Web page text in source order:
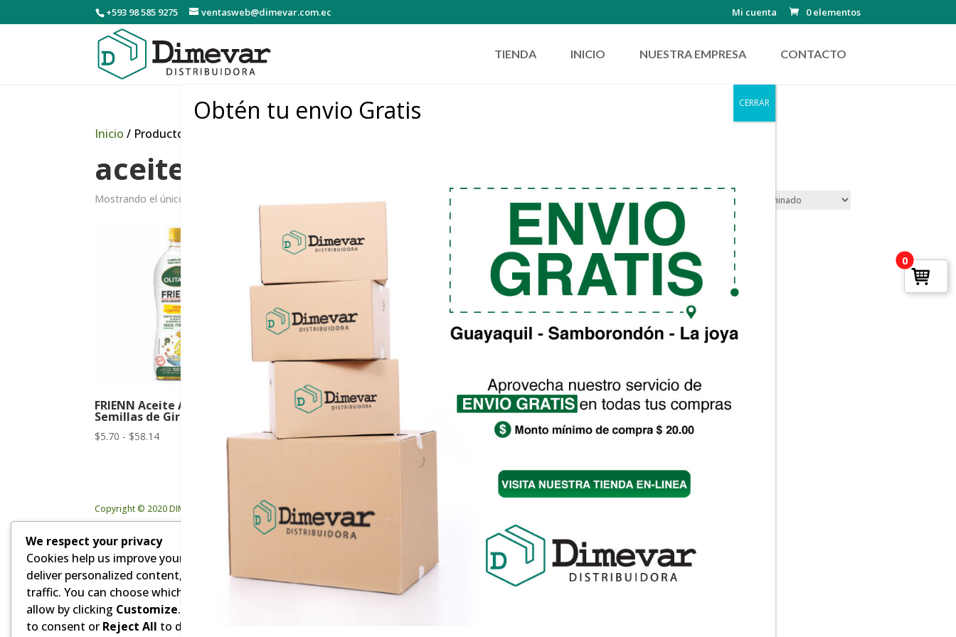
+593 98 585 9275 ventasweb@dimevar.com.ec Mi cuenta 0 elementos
TIENDA INICIO NUESTRA EMPRESA CONTACTO
Inicio / Productos etiquetados “aceitedegirasol”
aceitedegirasol
Mostrando el único resultado
FRIENN Aceite Alto Oléico de
Semillas de Girasol
$5.70 - $58.14Rango
Copyright © 2020 DIMEVAR Cia. Ltda. | Powered by GDCStudio
Obtén tu envio Gratis CERRAR
We respect your privacy
Cookies help us improve your experience,
deliver personalized content, and analyze
traffic. You can choose which cookies to
allow by clicking Customize. Click
to consent or Reject All to decline non-
0